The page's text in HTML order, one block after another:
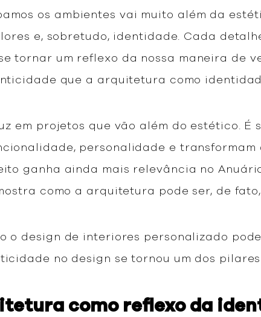
os ambientes vai muito além da
e, sobretudo, identidade. Cada
tornar um reflexo da nossa maneira de
que a arquitetura como
em projetos que vão além do estético. É
personalidade e transformam
ganha ainda mais relevância no
como a arquitetura pode ser, de
o design de interiores personalizado
no design se tornou um dos
como reflexo da